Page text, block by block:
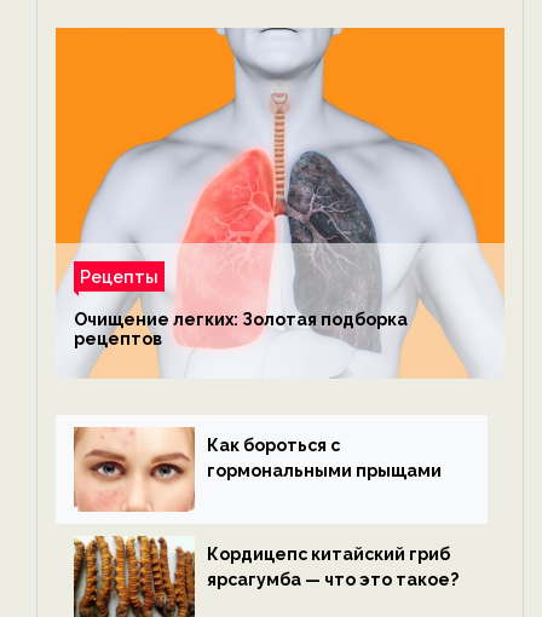
Рецепты
Очищение легких: Золотая подборка
рецептов
Как бороться с
гормональными прыщами
Кордицепс китайский гриб
ярсагумба — что это такое?